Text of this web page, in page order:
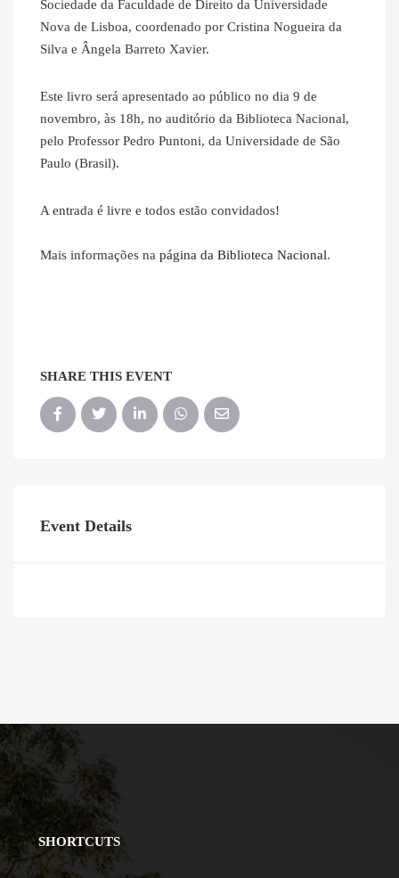
Sociedade da Faculdade de Direito da Universidade
Nova de Lisboa, coordenado por Cristina Nogueira da
Silva e Ângela Barreto Xavier.
Este livro será apresentado ao público no dia 9 de
novembro, às 18h, no auditório da Biblioteca Nacional,
pelo Professor Pedro Puntoni, da Universidade de São
Paulo (Brasil).
A entrada é livre e todos estão convidados!
Mais informações na página da Biblioteca Nacional.
SHARE THIS EVENT
Event Details
SHORTCUTS